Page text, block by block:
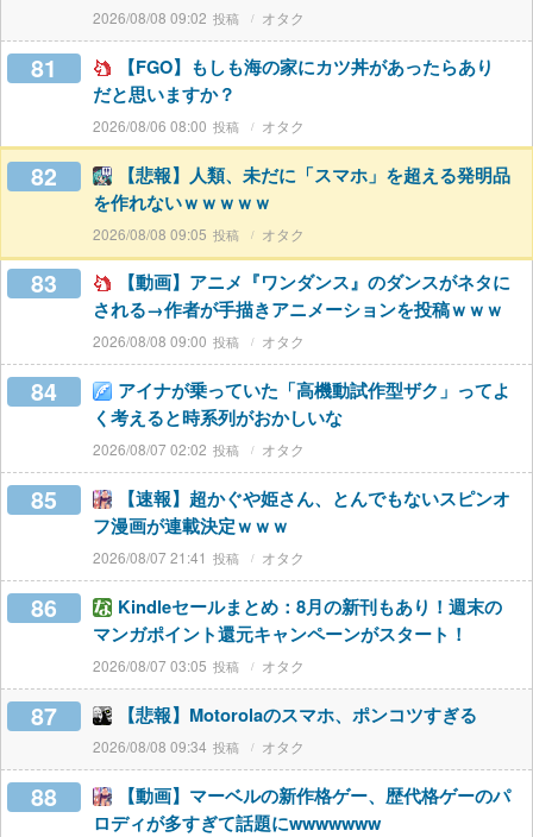
2026/08/08 09:02 オタク
81
【FGO】もしも海の家にカツ丼があったらあり
だと思いますか？
2026/08/06 08:00 オタク
82
【悲報】人類、未だに「スマホ」を超える発明品
を作れないｗｗｗｗｗ
2026/08/08 09:05 オタク
83
【動画】アニメ『ワンダンス』のダンスがネタに
される→作者が手描きアニメーションを投稿ｗｗｗ
2026/08/08 09:00 オタク
84
アイナが乗っていた「高機動試作型ザク」ってよ
く考えると時系列がおかしいな
2026/08/07 02:02 オタク
85
【速報】超かぐや姫さん、とんでもないスピンオ
フ漫画が連載決定ｗｗｗ
2026/08/07 21:41 オタク
86
Kindleセールまとめ：8月の新刊もあり！週末の
マンガポイント還元キャンペーンがスタート！
2026/08/07 03:05 オタク
87 【悲報】Motorolaのスマホ、ポンコツすぎる
2026/08/08 09:34 オタク
88
【動画】マーベルの新作格ゲー、歴代格ゲーのパ
ロディが多すぎて話題にwwwwwww